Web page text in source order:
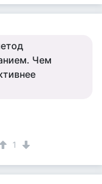
Чем
1